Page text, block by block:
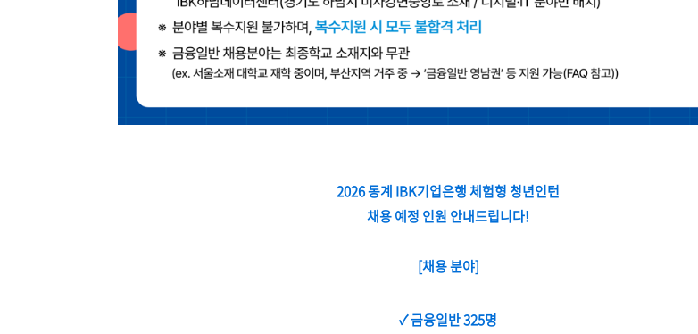
2026 동계 IBK기업은행 체험형 청년인턴
채용 예정 인원 안내드립니다!
[채용 분야]
✓금융일반 325명